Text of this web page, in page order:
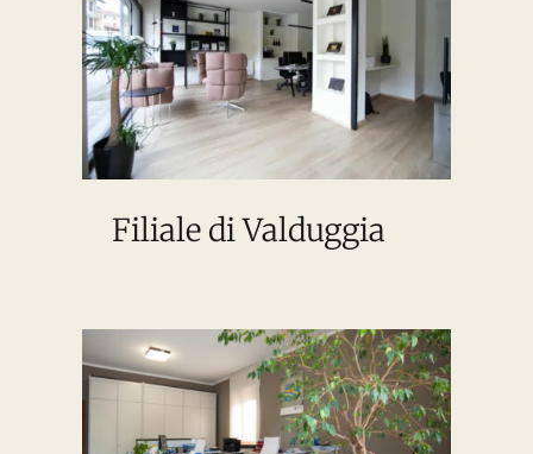
Filiale di Valduggia